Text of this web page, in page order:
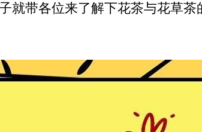
就带各位来了解下花茶与花草茶